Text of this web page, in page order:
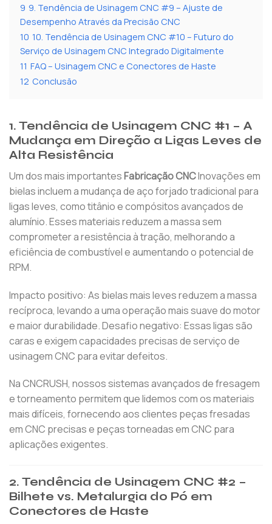
9 9. Tendência de Usinagem CNC #9 – Ajuste de
Desempenho Através da Precisão CNC
10 10. Tendência de Usinagem CNC #10 – Futuro do
Serviço de Usinagem CNC Integrado Digitalmente
11 FAQ – Usinagem CNC e Conectores de Haste
12 Conclusão
1. Tendência de Usinagem CNC #1 – A
Mudança em Direção a Ligas Leves de
Alta Resistência
Um dos mais importantesFabricação CNCInovações em
bielas incluem a mudança de aço forjado tradicional para
ligas leves, como titânio e compósitos avançados de
alumínio. Esses materiais reduzem a massa sem
comprometer a resistência à tração, melhorando a
eficiência de combustível e aumentando o potencial de
RPM.
Impacto positivo: As bielas mais leves reduzem a massa
recíproca, levando a uma operação mais suave do motor
e maior durabilidade. Desafio negativo: Essas ligas são
caras e exigem capacidades precisas de serviço de
usinagem CNC para evitar defeitos.
Na CNCRUSH, nossos sistemas avançados de fresagem
e torneamento permitem que lidemos com os materiais
mais difíceis, fornecendo aos clientes peças fresadas
em CNC precisas e peças torneadas em CNC para
aplicações exigentes.
2. Tendência de Usinagem CNC #2 –
Bilhete vs. Metalurgia do Pó em
Conectores de Haste